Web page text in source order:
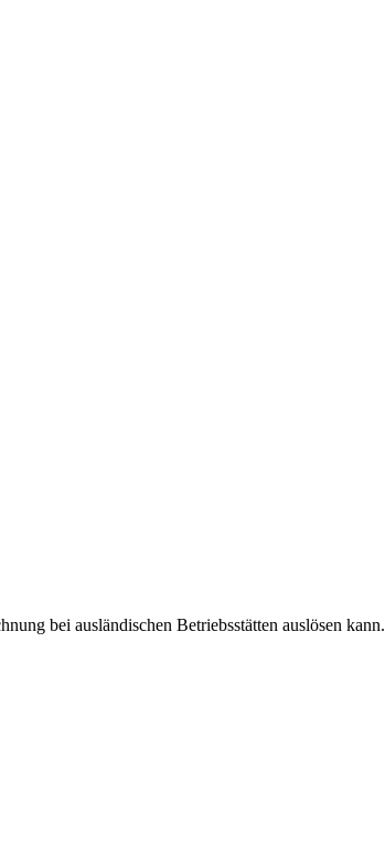
bei ausländischen Betriebsstätten auslösen kann.